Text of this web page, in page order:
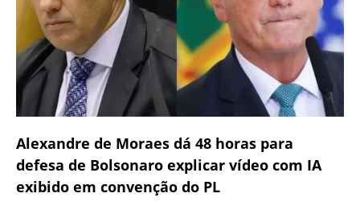
Alexandre de Moraes dá 48 horas para
defesa de Bolsonaro explicar vídeo com IA
exibido em convenção do PL